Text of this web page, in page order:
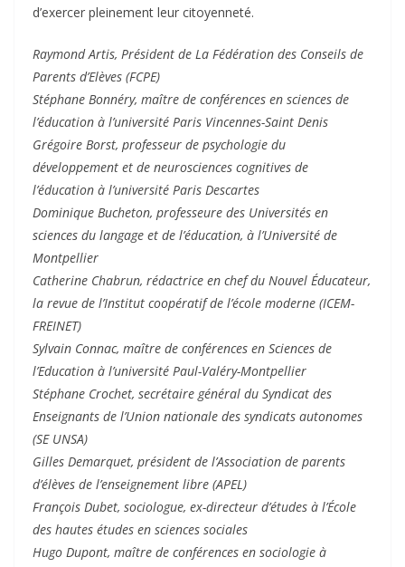
d’exercer pleinement leur citoyenneté.
Raymond Artis, Président de La Fédération des Conseils de
Parents d’Elèves (FCPE)
Stéphane Bonnéry, maître de conférences en sciences de
l’éducation à l’université Paris Vincennes-Saint Denis
Grégoire Borst, professeur de psychologie du
développement et de neurosciences cognitives de
l’éducation à l’université Paris Descartes
Dominique Bucheton, professeure des Universités en
sciences du langage et de l’éducation, à l’Université de
Montpellier
Catherine Chabrun, rédactrice en chef du Nouvel Éducateur,
la revue de l’Institut coopératif de l’école moderne (ICEM-
FREINET)
Sylvain Connac, maître de conférences en Sciences de
l’Education à l’université Paul-Valéry-Montpellier
Stéphane Crochet, secrétaire général du Syndicat des
Enseignants de l’Union nationale des syndicats autonomes
(SE UNSA)
Gilles Demarquet, président de l’Association de parents
d’élèves de l’enseignement libre (APEL)
François Dubet, sociologue, ex-directeur d’études à l’École
des hautes études en sciences sociales
Hugo Dupont, maître de conférences en sociologie à